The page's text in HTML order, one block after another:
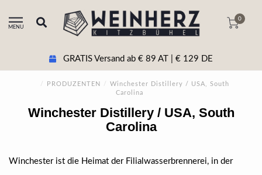
MENU
0
GRATIS Versand ab € 89 AT | € 129 DE
/ PRODUZENTEN /
Winchester Distillery / USA, South
Carolina
Winchester Distillery / USA, South
Carolina
Winchester ist die Heimat der Filialwasserbrennerei, in der